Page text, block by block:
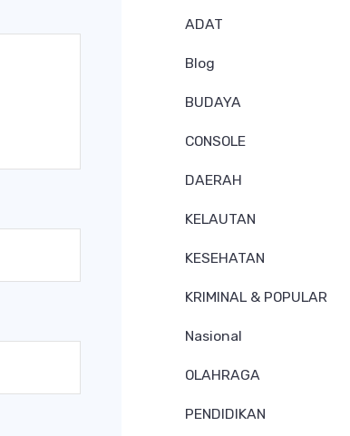
ADAT
Blog
BUDAYA
CONSOLE
DAERAH
KELAUTAN
KESEHATAN
KRIMINAL & POPULAR
Nasional
OLAHRAGA
PENDIDIKAN